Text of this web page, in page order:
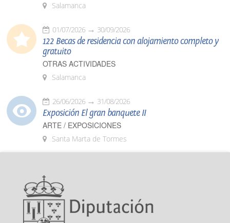
Salamanca
01/07/2026 30/09/2026
122 Becas de residencia con alojamiento completo y
gratuito
OTRAS ACTIVIDADES
Salamanca
26/06/2026 31/08/2026
Exposición El gran banquete II
ARTE / EXPOSICIONES
Santa Marta de Tormes